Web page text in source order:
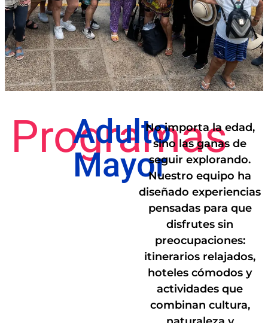
Programas
Adulto
Mayor
No importa la edad,
sino las ganas de
seguir explorando.
Nuestro equipo ha
diseñado experiencias
pensadas para que
disfrutes sin
preocupaciones:
itinerarios relajados,
hoteles cómodos y
actividades que
combinan cultura,